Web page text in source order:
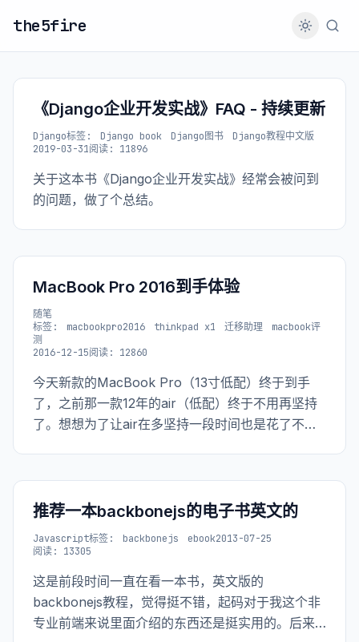
the5fire
《Django企业开发实战》FAQ - 持续更新
Django标签: Django book Django图书
Django教程中文版
2019-03-31阅读: 11896
关于这本书《Django企业开发实战》经常会被问到
的问题，做了个总结。
MacBook Pro 2016到手体验
随笔
标签:
macbookpro2016 thinkpad x1 迁移助理
macbook评
测
2016-12-15阅读: 12860
今天新款的MacBook Pro（13寸低配）终于到手
了，之前那一款12年的air（低配）终于不用再坚持
了。想想为了让air在多坚持一段时间也是花了不少
也快满了”。
推荐一本backbonejs的电子书英文的
Javascript标签: backbonejs ebook2013-07-25
阅读: 13305
这是前段时间一直在看一本书，英文版的
backbonejs教程，觉得挺不错，起码对于我这个非
专业前端来说里面介绍的东西还是挺实用的。后来